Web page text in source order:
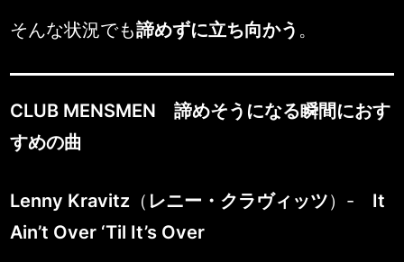
そんな状況でも諦めずに立ち向かう 。
CLUB MENSMEN 諦めそうになる瞬間におす
すめの曲
Lenny Kravitz （ レニー・クラヴィッツ）- It
Ain’t Over ‘Til It’s Over